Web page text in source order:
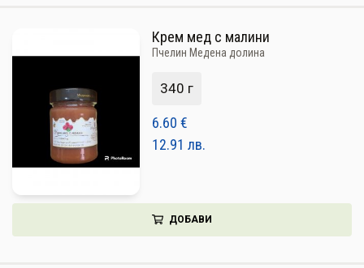
Крем мед с малини
Пчелин Медена долина
340 г
6.60 €
12.91 лв.
ДОБАВИ